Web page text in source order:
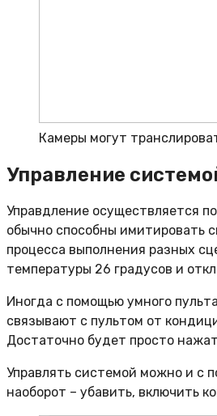
Камеры могут
Управление
Управдление осуществляется
обычно способны имитировать
процесса выполнения разных
температуры 26 градусов и
Иногда с помощью умного
связывают с пультом от
Достаточно будет просто
Управлять системой можно и с
наоборот – убавить, включить